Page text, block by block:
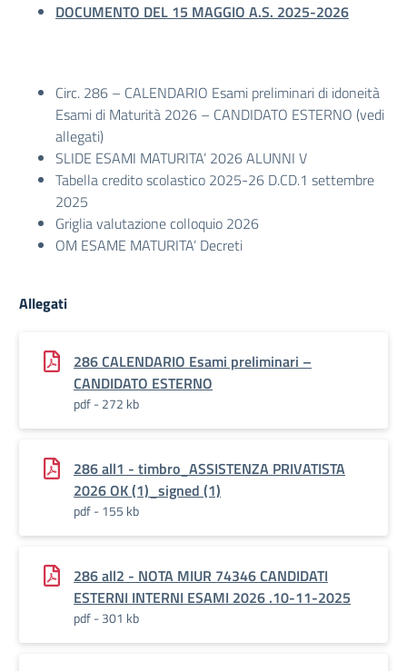
DOCUMENTO DEL 15 MAGGIO A.S. 2025-2026
Circ. 286 – CALENDARIO Esami preliminari di idoneità
Esami di Maturità 2026 – CANDIDATO ESTERNO (vedi
allegati)
SLIDE ESAMI MATURITA’ 2026 ALUNNI V
Tabella credito scolastico 2025-26 D.CD.1 settembre
2025
Griglia valutazione colloquio 2026
OM ESAME MATURITA’ Decreti
Allegati
286 CALENDARIO Esami preliminari –
CANDIDATO ESTERNO
pdf - 272 kb
286 all1 - timbro_ASSISTENZA PRIVATISTA
2026 OK (1)_signed (1)
pdf - 155 kb
286 all2 - NOTA MIUR 74346 CANDIDATI
ESTERNI INTERNI ESAMI 2026 .10-11-2025
pdf - 301 kb